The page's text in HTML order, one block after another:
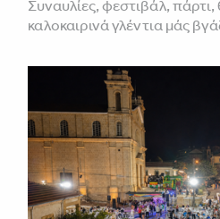
Συναυλίες, φεστιβάλ, πάρτι,
καλοκαιρινά γλέντια μάς